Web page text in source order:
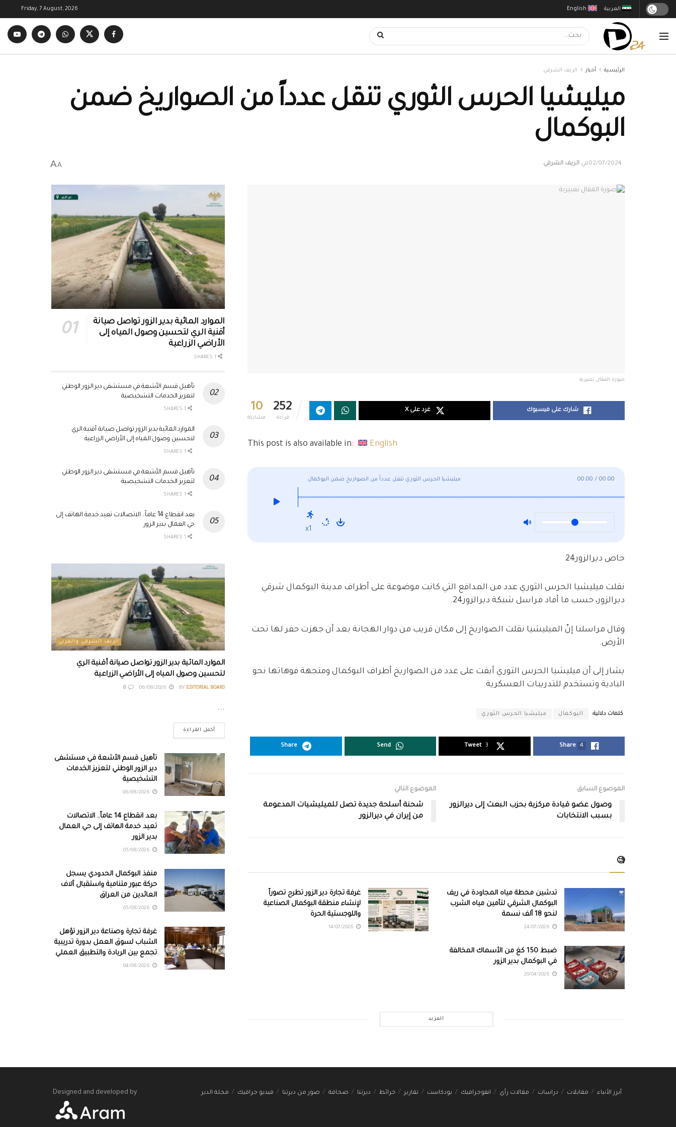
English العربية Friday, 7 August, 2026
الرئيسية أخبار الريف الشرقي
ميليشيا الحرس الثوري تنقل عدداً من الصواريخ ضمن
البوكمال
02/07/2024في الريف الشرقي A
A
صورة المقال تعبيرية
10
مشاركة
252
قراءة
شارك على فيسبوك غرد على X
This post is also available in: English
ميليشيا الحرس الثوري تنقل عدداً من الصواريخ ضمن البوكمال 00:00 / 00:00
x1
خاص ديرالزور24
نقلت ميليشيا الحرس الثوري عدد من المدافع التي كانت موضوعة على أطراف مدينة البوكمال شرقي
ديرالزور، حسب ما أفاد مراسل شبكة ديرالزور24.
وقال مراسلنا إنّ الميليشيا نقلت الصواريخ إلى مكان قريب من دوار الهجانة بعد أن جهزت حفر لها تحت
الأرض.
يشار إلى أن ميليشيا الحرس الثوري أبقت على عدد من الصواريخ أطراف البوكمال ومتجهة فوهاتها نحو
البادية وتستخدم للتدريبات العسكرية.
كلمات دلالية: البوكمال ميليشيا الحرس الثوري
Share 4
Tweet 3
Send
Share
الموضوع السابق
وصول عضو قيادة مركزية بحزب البعث إلى ديرالزور
بسبب الانتخابات
الموضوع التالي
شحنة أسلحة جديدة تصل للميليشيات المدعومة
من إيران في ديرالزور
🧐
تدشين محطة مياه المجاودة في ريف
البوكمال الشرقي لتأمين مياه الشرب
لنحو 18 ألف نسمة
غرفة تجارة دير الزور تطرح تصوراً
لإنشاء منطقة البوكمال الصناعية
واللوجستية الحرة
ضبط 150 كغ من الأسماك المخالفة
في البوكمال بدير الزور
المزيد
الموارد المائية بدير الزور تواصل صيانة
أقنية الري لتحسين وصول المياه إلى
الأراضي الزراعية
تأهيل قسم الأشعة في مستشفى دير الزور الوطني
لتعزيز الخدمات التشخيصية
الموارد المائية بدير الزور تواصل صيانة أقنية الري
لتحسين وصول المياه إلى الأراضي الزراعية
تأهيل قسم الأشعة في مستشفى دير الزور الوطني
لتعزيز الخدمات التشخيصية
بعد انقطاع 14 عاماً.. الاتصالات تعيد خدمة الهاتف إلى
حي العمال بدير الزور
الريف الشرقي والغربي
الموارد المائية بدير الزور تواصل صيانة أقنية الري
لتحسين وصول المياه إلى الأراضي الزراعية
BY EDITORIAL BOARD
0
...
أكمل القراءة
تأهيل قسم الأشعة في مستشفى
دير الزور الوطني لتعزيز الخدمات
التشخيصية
بعد انقطاع 14 عاماً.. الاتصالات
تعيد خدمة الهاتف إلى حي العمال
بدير الزور
منفذ البوكمال الحدودي يسجل
حركة عبور متنامية واستقبال آلاف
العائدين من العراق
غرفة تجارة وصناعة دير الزور تؤهل
الشباب لسوق العمل بدورة تدريبية
تجمع بين الريادة والتطبيق العملي
أبرز الأنباء مقابلات دراسات مقالات رأي انفوجرافيك بودكاست تقارير خرائط ديرتنا صحافة صور من ديرتنا فيديو جرافيك مجلة الدير Designed and developed by